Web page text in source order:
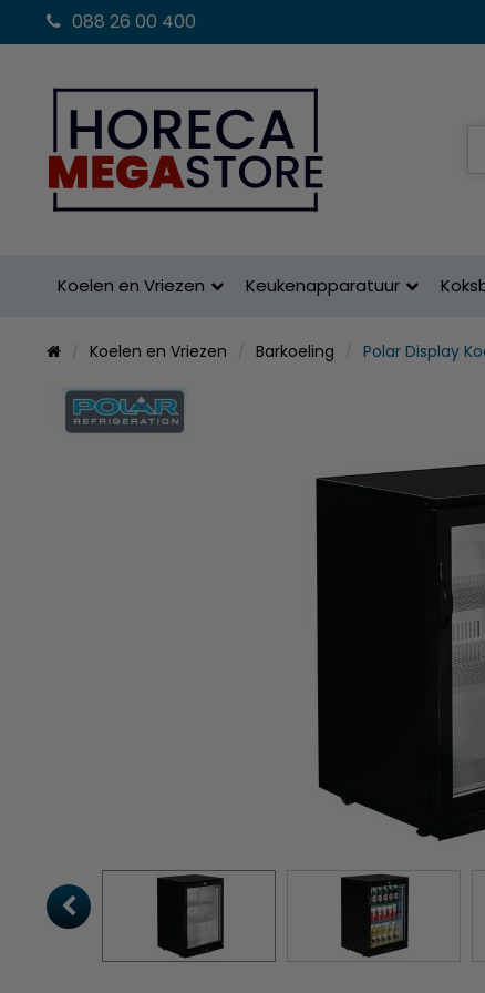
088 26 00 400
Koelen en Vriezen Keukenapparatuur
Koelen en Vriezen Barkoeling Polar Display